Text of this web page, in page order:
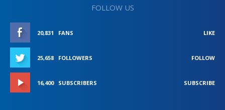
FOLLOW US
20,831 FANS LIKE
25,658 FOLLOWERS FOLLOW
16,400 SUBSCRIBERS SUBSCRIBE